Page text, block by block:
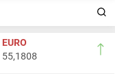
EURO
55,1808